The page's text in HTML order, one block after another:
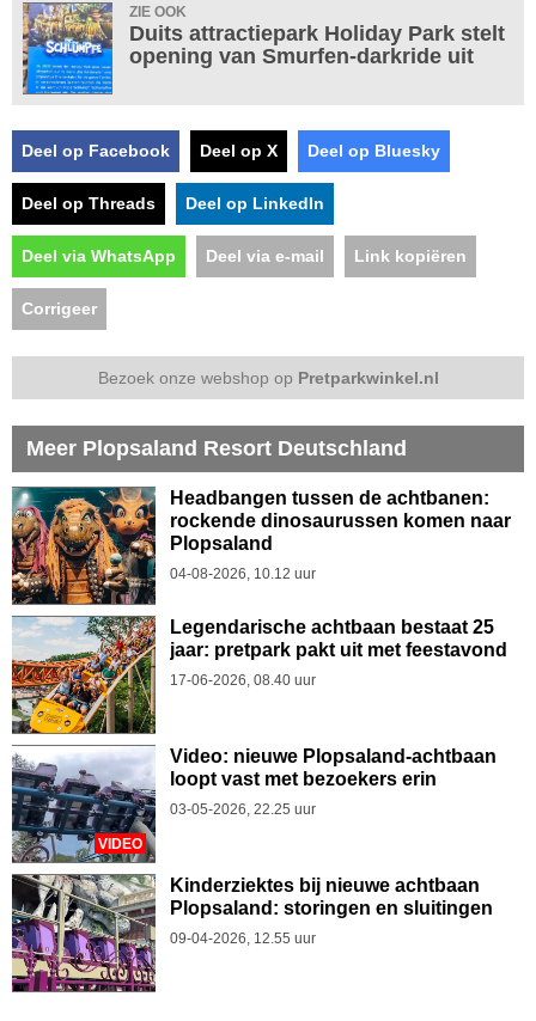
ZIE OOK
Duits attractiepark Holiday Park stelt
opening van Smurfen-darkride uit
Deel op Facebook Deel op X Deel op Bluesky
Deel op Threads Deel op LinkedIn
Deel via WhatsApp Deel via e-mail Link kopiëren
Corrigeer
Bezoek onze webshop op Pretparkwinkel.nl
Meer Plopsaland Resort Deutschland
Headbangen tussen de achtbanen:
rockende dinosaurussen komen naar
Plopsaland
04-08-2026, 10.12 uur
Legendarische achtbaan bestaat 25
jaar: pretpark pakt uit met feestavond
17-06-2026, 08.40 uur
VIDEO
Video: nieuwe Plopsaland-achtbaan
loopt vast met bezoekers erin
03-05-2026, 22.25 uur
Kinderziektes bij nieuwe achtbaan
Plopsaland: storingen en sluitingen
09-04-2026, 12.55 uur